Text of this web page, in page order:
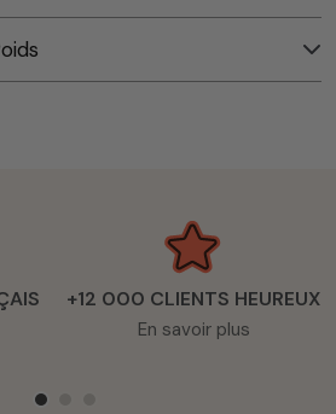
+12 000 CLIENTS HEUREUX
En savoir plus